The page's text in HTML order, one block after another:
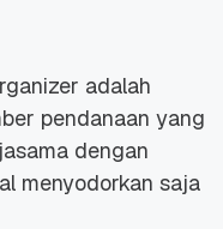
adalah
pendanaan yang
dengan
menyodorkan saja